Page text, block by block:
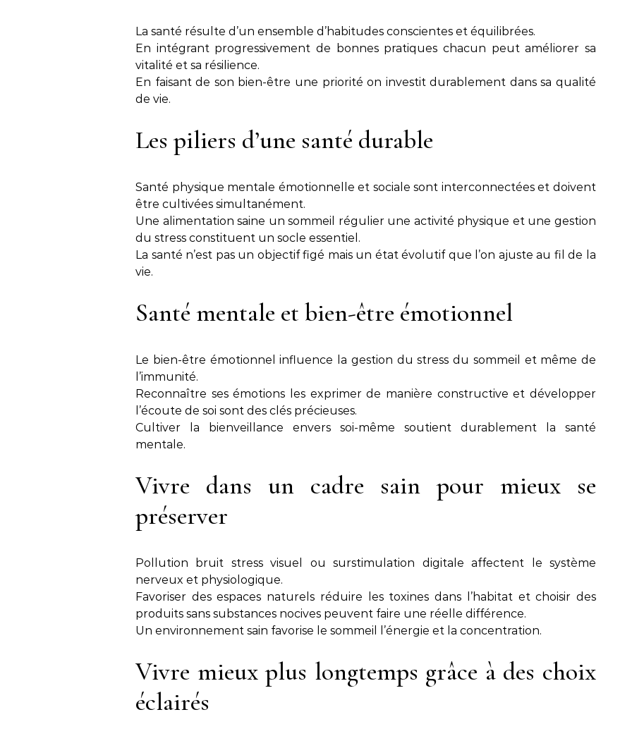
La santé résulte d’un ensemble d’habitudes conscientes et équilibrées.
En intégrant progressivement de bonnes pratiques chacun peut améliorer sa
vitalité et sa résilience.
En faisant de son bien-être une priorité on investit durablement dans sa qualité
de vie.
Les piliers d’une santé durable
Santé physique mentale émotionnelle et sociale sont interconnectées et doivent
être cultivées simultanément.
Une alimentation saine un sommeil régulier une activité physique et une gestion
du stress constituent un socle essentiel.
La santé n’est pas un objectif figé mais un état évolutif que l’on ajuste au fil de la
vie.
Santé mentale et bien-être émotionnel
Le bien-être émotionnel influence la gestion du stress du sommeil et même de
l’immunité.
Reconnaître ses émotions les exprimer de manière constructive et développer
l’écoute de soi sont des clés précieuses.
Cultiver la bienveillance envers soi-même soutient durablement la santé
mentale.
Vivre dans un cadre sain pour mieux se
préserver
Pollution bruit stress visuel ou surstimulation digitale affectent le système
nerveux et physiologique.
Favoriser des espaces naturels réduire les toxines dans l’habitat et choisir des
produits sans substances nocives peuvent faire une réelle différence.
Un environnement sain favorise le sommeil l’énergie et la concentration.
Vivre mieux plus longtemps grâce à des choix
éclairés